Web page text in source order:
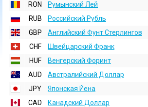
RON
Румынский Лей
RUB
Российский Рубль
GBP
Английский Фунт Стерлингов
CHF
Швейцарский Франк
HUF
Венгерский Форинт
AUD
Австралийский Доллар
JPY
Японская Йена
CAD
Канадский Доллар